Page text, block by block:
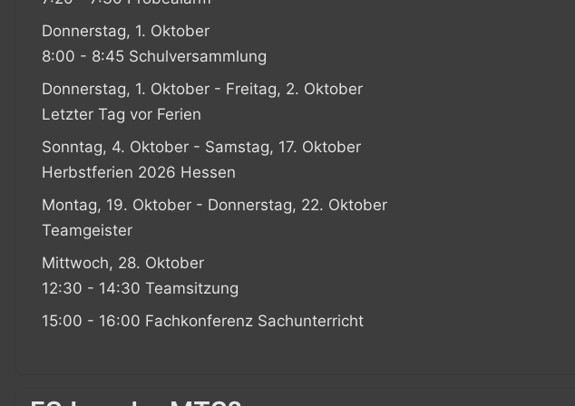
Donnerstag, 1. Oktober
8:00 - 8:45 Schulversammlung
Donnerstag, 1. Oktober - Freitag, 2. Oktober
Letzter Tag vor Ferien
Sonntag, 4. Oktober - Samstag, 17. Oktober
Herbstferien 2026 Hessen
Montag, 19. Oktober - Donnerstag, 22. Oktober
Teamgeister
Mittwoch, 28. Oktober
12:30 - 14:30 Teamsitzung
15:00 - 16:00 Fachkonferenz Sachunterricht